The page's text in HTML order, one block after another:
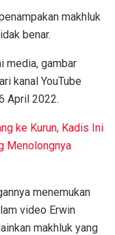
makhluk
benar.
media, gambar
kanal YouTube
April 2022.
ke Kurun, Kadis Ini
Menolongnya
menemukan
video Erwin
makhluk yang